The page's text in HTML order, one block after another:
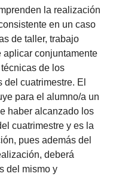
la realización
en un caso
de taller, trabajo
aplicar conjuntamente
de los
cuatrimestre. El
para el alumno/a un
haber alcanzado los
cuatrimestre y es la
pues además del
deberá
del mismo y